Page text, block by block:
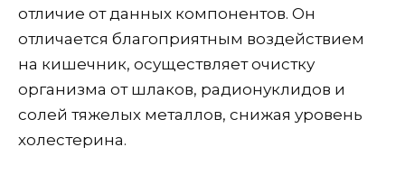
отличие от данных компонентов. Он
отличается благоприятным воздействием
на кишечник, осуществляет очистку
организма от шлаков, радионуклидов и
солей тяжелых металлов, снижая уровень
холестерина.